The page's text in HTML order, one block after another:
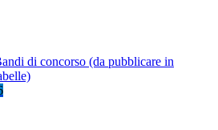
di concorso (da pubblicare in